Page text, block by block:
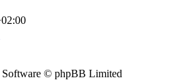
© phpBB Limited